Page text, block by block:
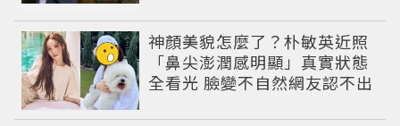
神顏美貌怎麼了？朴敏英近照
「鼻尖澎潤感明顯」真實狀態
全看光 臉變不自然網友認不出